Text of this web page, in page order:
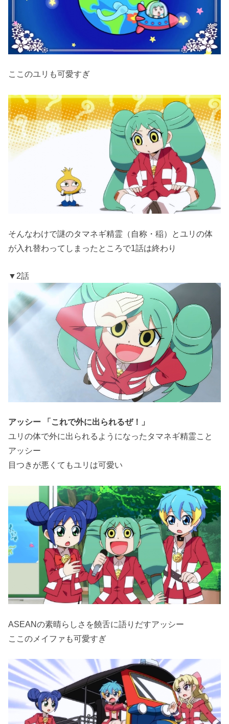
ここのユリも可愛すぎ
そんなわけで謎のタマネギ精霊（自称・稲）とユリの体
が入れ替わってしまったところで1話は終わり
▼2話
アッシー 「これで外に出られるぜ！」
ユリの体で外に出られるようになったタマネギ精霊こと
アッシー
目つきが悪くてもユリは可愛い
ASEANの素晴らしさを饒舌に語りだすアッシー
ここのメイファも可愛すぎ